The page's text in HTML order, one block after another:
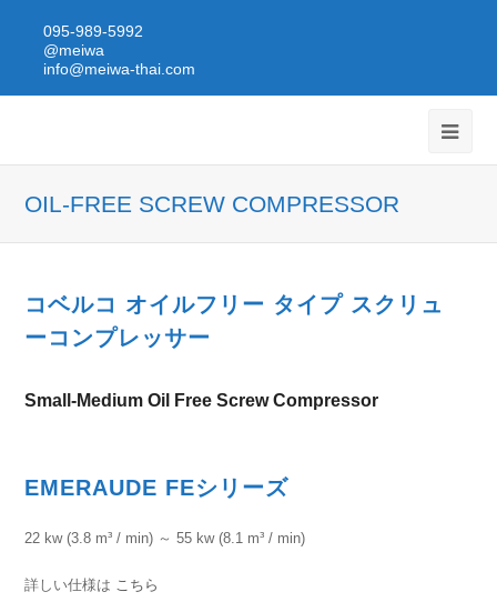
095-989-5992
@meiwa
info@meiwa-thai.com
OIL-FREE SCREW COMPRESSOR
コベルコ オイルフリー タイプ スクリュ
ーコンプレッサー
Small-Medium Oil Free Screw Compressor
EMERAUDE FEシリーズ
22 kw (3.8 m³ / min) ～ 55 kw (8.1 m³ / min)
詳しい仕様は こちら